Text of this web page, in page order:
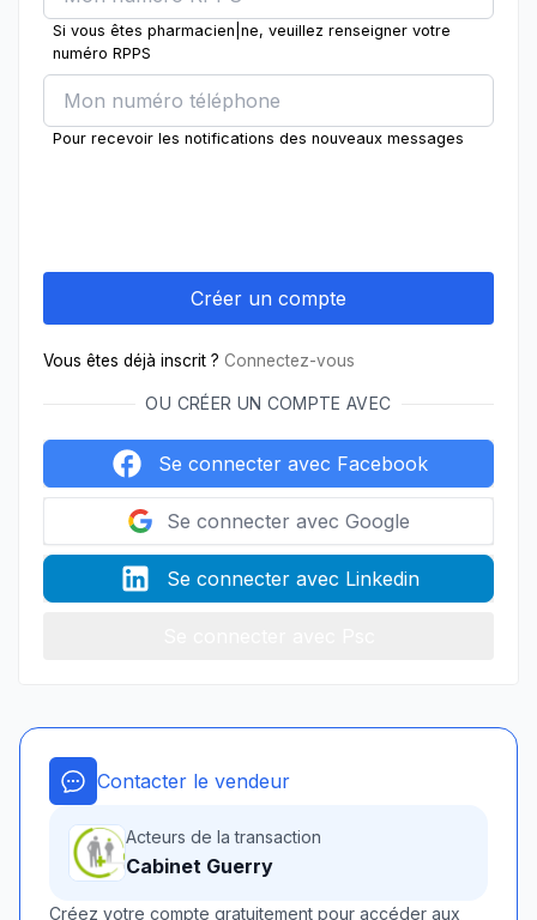
Si vous êtes pharmacien|ne, veuillez renseigner votre
numéro RPPS
Pour recevoir les notifications des nouveaux messages
Vous êtes déjà inscrit ? Connectez-vous
OU CRÉER UN COMPTE AVEC
Se connecter avec Facebook
Se connecter avec Google
Se connecter avec Linkedin
Contacter le vendeur
Acteurs de la transaction
Cabinet Guerry
Créez votre compte gratuitement pour accéder aux